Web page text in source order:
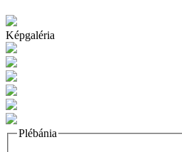
Képgaléria
Plébánia